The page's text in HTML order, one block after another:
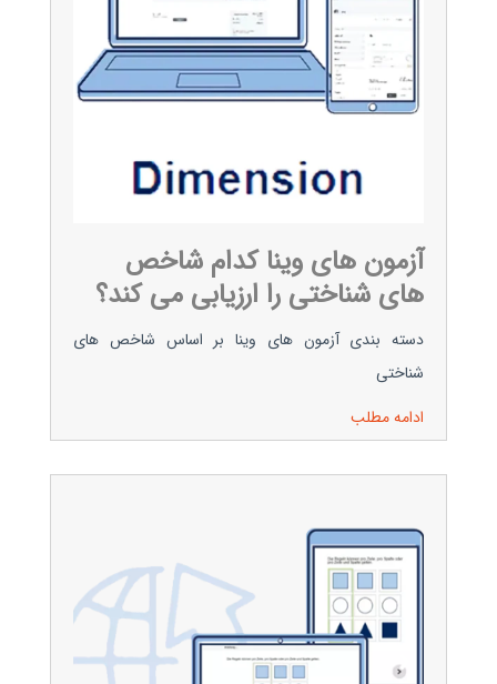
آزمون های وینا کدام شاخص
های شناختی را ارزیابی می کند؟
دسته بندی آزمون های وینا بر اساس شاخص های
شناختی
ادامه مطلب